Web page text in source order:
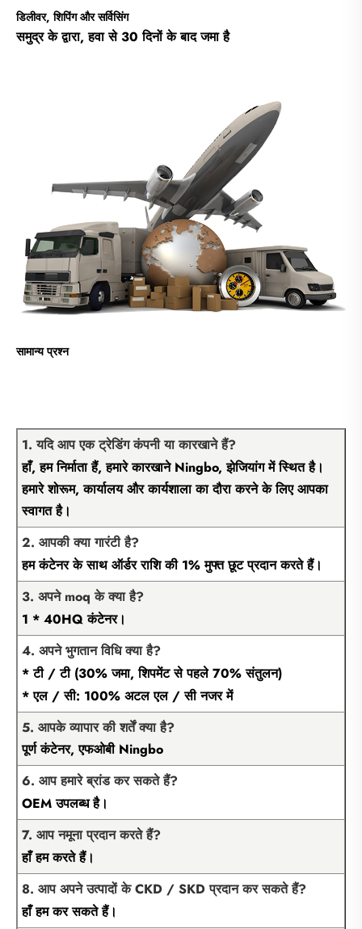
डिलीवर, शिपिंग और सर्विसिंग
समुद्र के द्वारा, हवा से 30 दिनों के बाद जमा है
सामान्य प्रश्न
1. यदि आप एक ट्रेडिंग कंपनी या कारखाने हैं?
हाँ, हम निर्माता हैं, हमारे कारखाने Ningbo, झेजियांग में स्थित है।
हमारे शोरूम, कार्यालय और कार्यशाला का दौरा करने के लिए आपका
स्वागत है।
2. आपकी क्या गारंटी है?
हम कंटेनर के साथ ऑर्डर राशि की 1% मुफ्त छूट प्रदान करते हैं।
3. अपने moq के क्या है?
1 * 40HQ कंटेनर।
4. अपने भुगतान विधि क्या है?
* टी / टी (30% जमा, शिपमेंट से पहले 70% संतुलन)
* एल / सी: 100% अटल एल / सी नजर में
5. आपके व्यापार की शर्तें क्या है?
पूर्ण कंटेनर, एफओबी Ningbo
6. आप हमारे ब्रांड कर सकते हैं?
OEM उपलब्ध है।
7. आप नमूना प्रदान करते हैं?
हाँ हम करते हैं।
8. आप अपने उत्पादों के CKD / SKD प्रदान कर सकते हैं?
हाँ हम कर सकते हैं।